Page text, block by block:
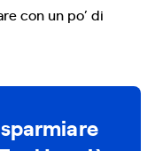
con un po’ di